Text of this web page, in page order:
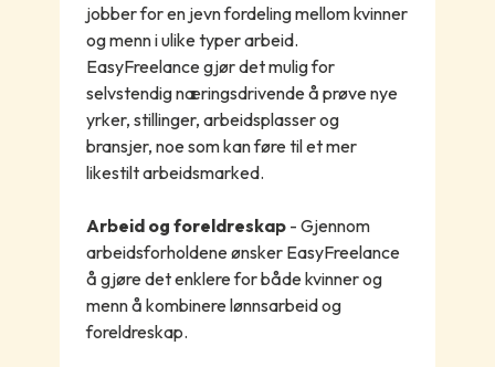
jobber for en jevn fordeling mellom kvinner
og menn i ulike typer arbeid.
EasyFreelance gjør det mulig for
selvstendig næringsdrivende å prøve nye
yrker, stillinger, arbeidsplasser og
bransjer, noe som kan føre til et mer
likestilt arbeidsmarked.
Arbeid og foreldreskap - Gjennom
arbeidsforholdene ønsker EasyFreelance
å gjøre det enklere for både kvinner og
menn å kombinere lønnsarbeid og
foreldreskap.